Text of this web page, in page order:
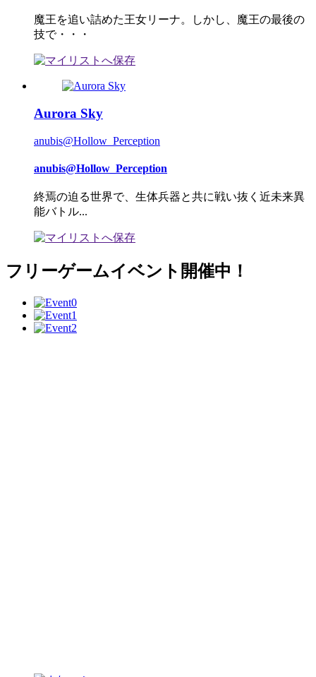
魔王を追い詰めた王女リーナ。しかし、魔王の最後の
技で・・・
Aurora Sky
anubis@Hollow_Perception
anubis@Hollow_Perception
終焉の迫る世界で、生体兵器と共に戦い抜く近未来異
能バトル...
フリーゲームイベント開催中！